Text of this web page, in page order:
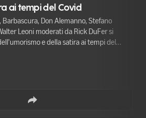
ai tempi del Covid
Don Alemanno, Stefano
Leoni moderati da Rick DuFer si
e della satira ai tempi del